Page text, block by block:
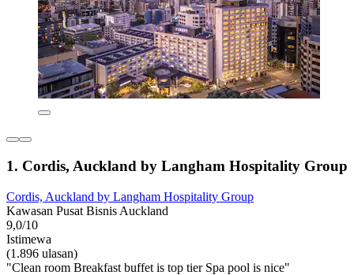
1. Cordis, Auckland by Langham Hospitality Group
Cordis, Auckland by Langham Hospitality Group
Kawasan Pusat Bisnis Auckland
9,0/10
Istimewa
(1.896 ulasan)
"Clean room Breakfast buffet is top tier Spa pool is nice"